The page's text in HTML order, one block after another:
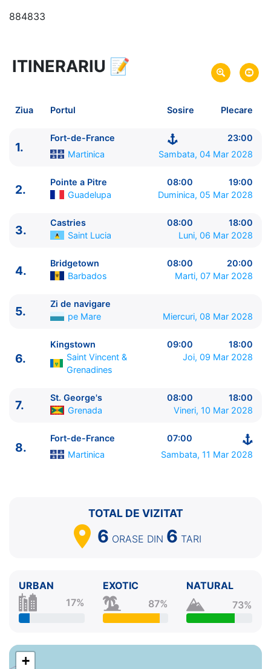
884833
8 zile vacanta de croaziera in
Caraibe de Est (fara SUA) -
Plecare pe 04 Mar 2028
din Fort-de-France,
Sosire pe 11 Mar 2028 in Fort-de-France, Martinica
MSC Meraviglia ★★★★★
Ziua | Portul | Sosire - Plecare
----------------------------------------
Fort-de-France Martinica
3.
Castries Saint Lucia
08:00 - 18:00
4.
Bridgetown Barbados
08:00 - 20:00
6.
Kingstown Saint Vincent & Grenadines
09:00 -
ITINERARIU 📝
Ziua Portul Sosire Plecare
1.
Fort-de-France
23:00
Martinica
Sambata, 04 Mar 2028
2.
Pointe a Pitre 08:00
19:00
Guadelupa
Duminica, 05 Mar 2028
3.
Castries 08:00
18:00
Saint Lucia
Luni, 06 Mar 2028
4.
Bridgetown 08:00
20:00
Barbados
Marti, 07 Mar 2028
5.
Zi de navigare
pe Mare
Miercuri, 08 Mar 2028
6.
Kingstown 09:00
18:00
Saint Vincent &
Grenadines
Joi, 09 Mar 2028
7.
St. George's 08:00
18:00
Grenada
Vineri, 10 Mar 2028
8.
Fort-de-France
07:00
Martinica
Sambata, 11 Mar 2028
TOTAL DE VIZITAT
6 ORASE DIN 6 TARI
URBAN
17%
EXOTIC
87%
NATURAL
73%
+